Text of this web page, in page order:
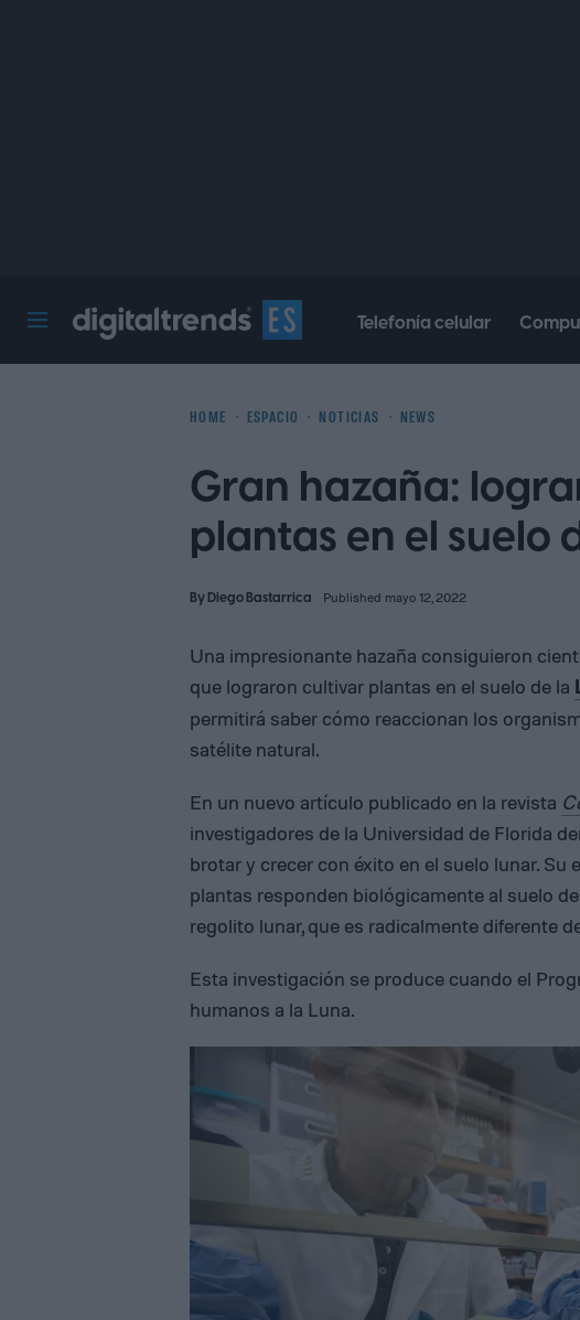
Telefonía celular
HOME ESPACIO NOTICIAS NEWS
Gran hazaña:
plantas en el suelo
ByDiego Bastarrica Published mayo 12, 2022
Una impresionante hazaña consiguieron
que lograron cultivar plantas en el suelo de la
permitirá saber cómo reaccionan los
satélite natural.
En un nuevo artículo publicado en la revista
investigadores de la Universidad de Florida
brotar y crecer con éxito en el suelo lunar.
plantas responden biológicamente al suelo
regolito lunar, que es radicalmente diferente
Esta investigación se produce cuando el
humanos a la Luna.